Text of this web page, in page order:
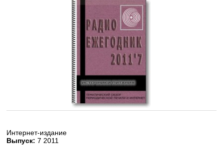
Интернет-издание
Выпуск:7 2011